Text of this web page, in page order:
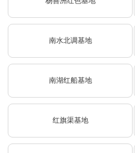
南水北调基地
南湖红船基地
红旗渠基地